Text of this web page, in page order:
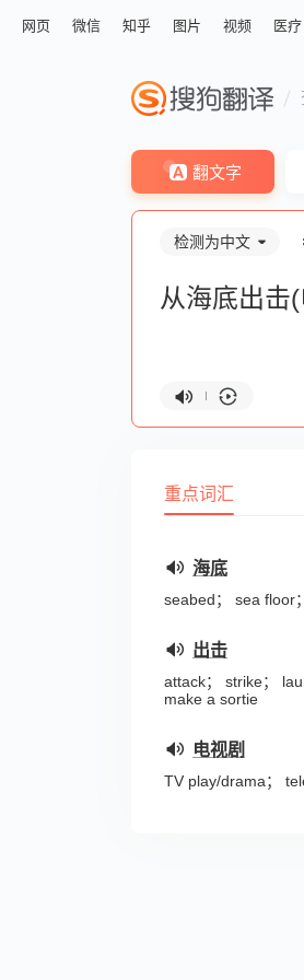
网页 微信 知乎 图片 视频 医疗
翻文字
检测为中文
重点词汇
海底
seabed； sea floor
出击
attack； strike；
make a sortie
电视剧
TV play/drama；